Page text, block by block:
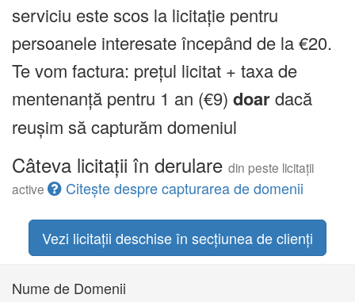
serviciu este scos la licitație pentru
persoanele interesate începând de la €20.
Te vom factura: prețul licitat + taxa de
mentenanță pentru 1 an (€9) doardacă
reușim să capturăm domeniul
Câteva licitații în derulare din peste licitații
active
Citește despre capturarea de domenii
Vezi licitații deschise în secțiunea de clienți
Nume de Domenii